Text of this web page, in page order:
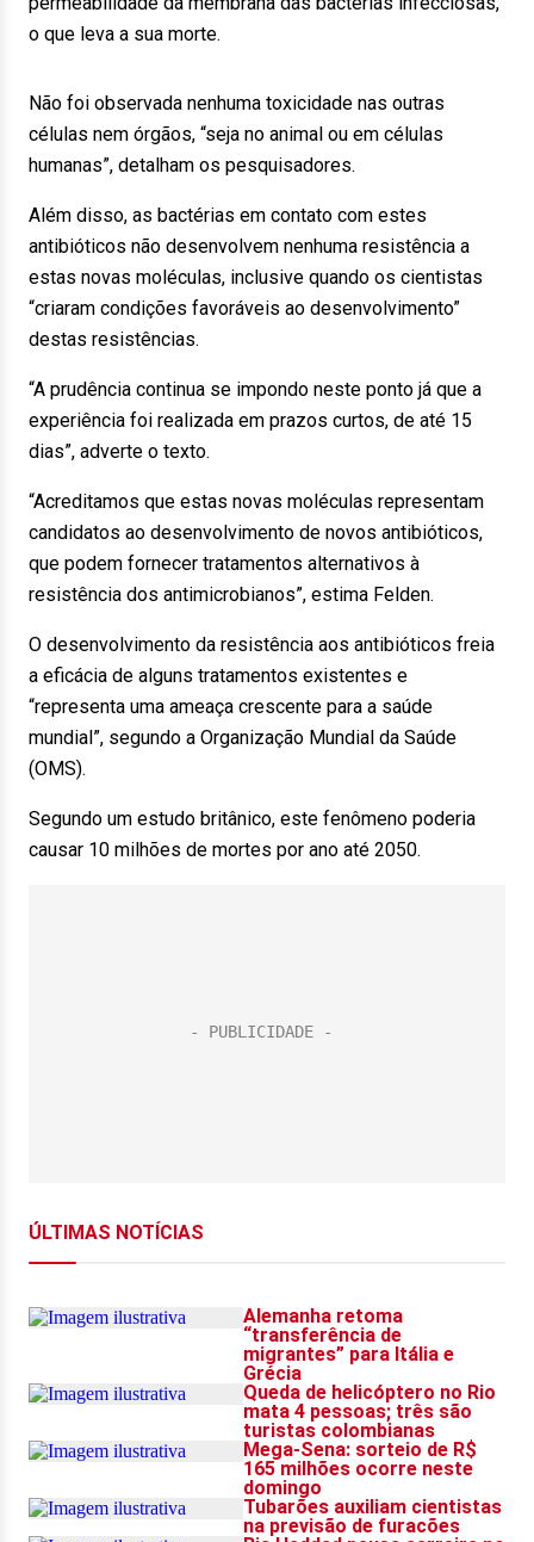
o que leva a sua morte.
Não foi observada nenhuma toxicidade nas outras
células nem órgãos, “seja no animal ou em células
humanas”, detalham os pesquisadores.
Além disso, as bactérias em contato com estes
antibióticos não desenvolvem nenhuma resistência a
estas novas moléculas, inclusive quando os cientistas
“criaram condições favoráveis ao desenvolvimento”
destas resistências.
“A prudência continua se impondo neste ponto já que a
experiência foi realizada em prazos curtos, de até 15
dias”, adverte o texto.
“Acreditamos que estas novas moléculas representam
candidatos ao desenvolvimento de novos antibióticos,
que podem fornecer tratamentos alternativos à
resistência dos antimicrobianos”, estima Felden.
O desenvolvimento da resistência aos antibióticos freia
a eficácia de alguns tratamentos existentes e
“representa uma ameaça crescente para a saúde
mundial”, segundo a Organização Mundial da Saúde
(OMS).
Segundo um estudo britânico, este fenômeno poderia
causar 10 milhões de mortes por ano até 2050.